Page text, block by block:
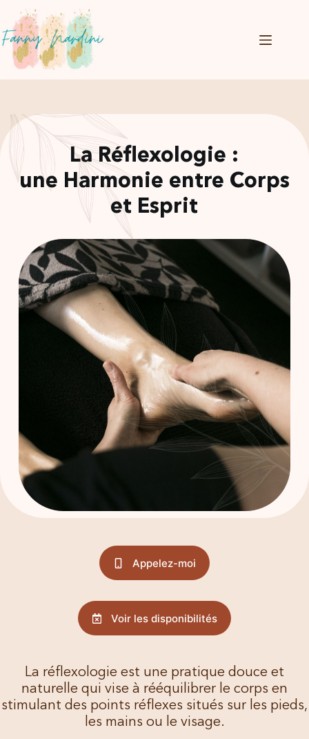
Passer
contenu
La Réflexologie :
une Harmonie entre Corps
et Esprit
Appelez-moi
Voir les disponibilités
La réflexologie est une pratique douce et
naturelle qui vise à rééquilibrer le corps en
stimulant des points réflexes situés sur les pieds,
les mains ou le visage.